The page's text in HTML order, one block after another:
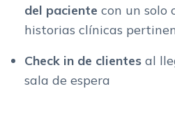
del paciente con un solo
historias clínicas
Check in de clientes al
sala de espera